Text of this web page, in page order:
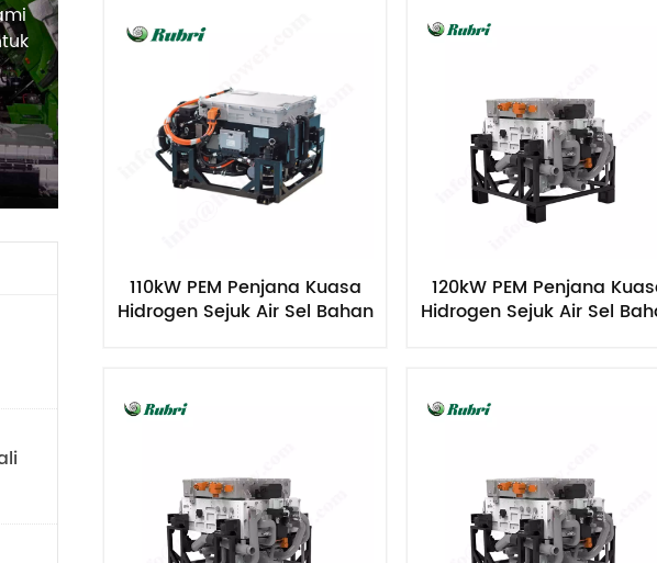
110kW PEM Penjana Kuasa
Hidrogen Sejuk Air Sel Bahan
120kW PEM Penjana
Hidrogen Sejuk Air Sel